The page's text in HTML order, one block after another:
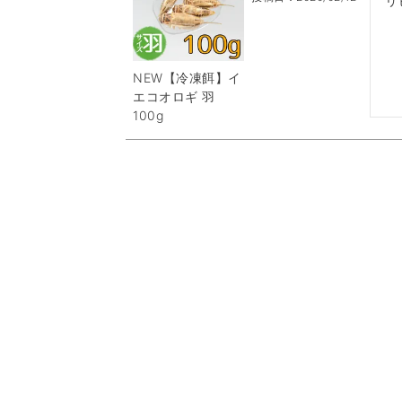
NEW【冷凍餌】イ
エコオロギ 羽
100g